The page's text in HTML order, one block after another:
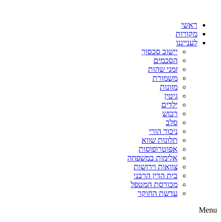
ראשי
מקורות
לענייננו
יישוב סכסוך
הסכמים
זמני שהות
משמורת
מזונות
גיטין
ילדים
רכוש
סלב
ניכור הורי
תלונות שווא
אפוטרופוסות
אלימות במשפחה
צוואות וירושות
בית הדין הרבני
מכורסת המטפל
עדשת החוקר
Menu